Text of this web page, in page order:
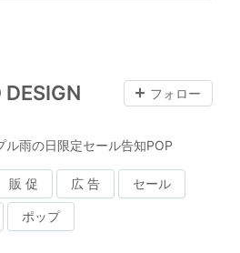
フォロー
ル雨の日限定セール告知POP
販 促 広 告 セール
ポップ